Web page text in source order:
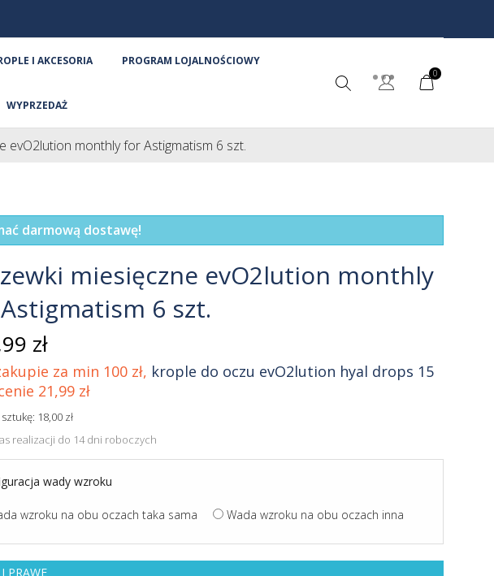
I AKCESORIA PROGRAM LOJALNOŚCIOWY
WYPRZEDAŻ
0
evO2lution monthly for Astigmatism 6 szt.
darmową dostawę!
miesięczne evO2lution monthly
6 szt.
zł
za min 100 zł, krople do oczu evO2lution hyal drops 15
21,99 zł
18,00 zł
realizacji do 14 dni roboczych
wady wzroku
wzroku na obu oczach taka sama Wada wzroku na obu oczach inna
PRAWE